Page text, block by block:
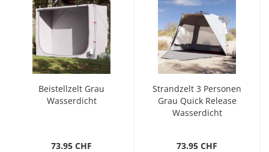
Beistellzelt Grau
Wasserdicht
73.95 CHF
Strandzelt 3 Personen
Grau Quick Release
Wasserdicht
73.95 CHF